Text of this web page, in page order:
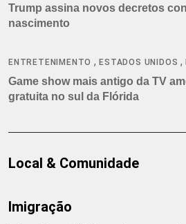
Trump assina novos decretos
nascimento
ENTRETENIMENTO ,ESTADOS UNIDOS ,
Game show mais antigo da TV
gratuita no sul da Flórida
Local & Comunidade
Imigração